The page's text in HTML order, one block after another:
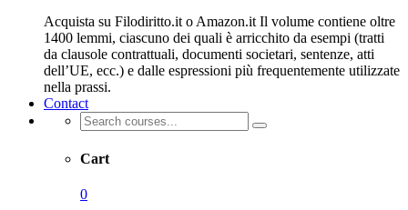
Acquista su Filodiritto.it o Amazon.it Il volume contiene oltre
1400 lemmi, ciascuno dei quali è arricchito da esempi (tratti
da clausole contrattuali, documenti societari, sentenze, atti
dell’UE, ecc.) e dalle espressioni più frequentemente utilizzate
nella prassi.
Contact
Cart
0